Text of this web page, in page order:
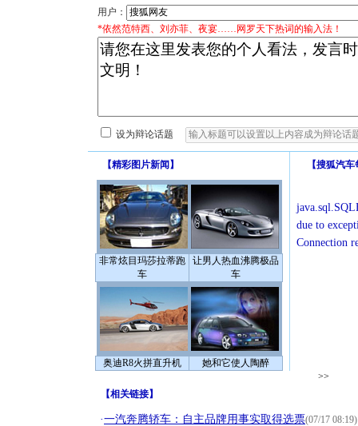
用户：
*依然范特西、刘亦菲、夜宴……网罗天下热词的输入法！
设为辩论话题
【精彩图片新闻 】
非常炫目玛莎拉蒂跑
车
让男人热血沸腾极品
车
奥迪R8火拼直升机 她和它使人陶醉
【搜狐汽车
due to
Connection
>>
【相关链接】
·一汽奔腾轿车：自主品牌用事实取得选票(07/17 08:19)